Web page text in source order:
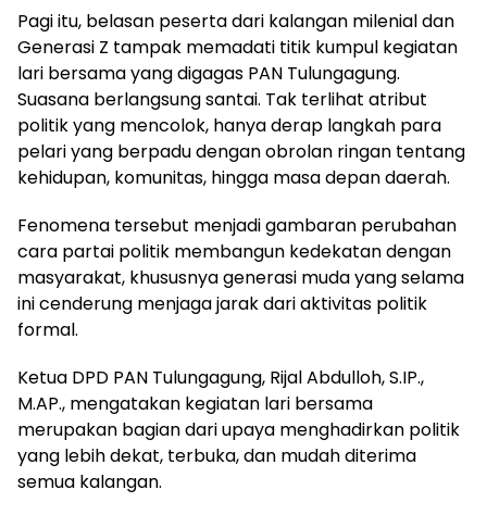
Pagi itu, belasan peserta dari kalangan milenial dan
Generasi Z tampak memadati titik kumpul kegiatan
lari bersama yang digagas PAN Tulungagung.
Suasana berlangsung santai. Tak terlihat atribut
politik yang mencolok, hanya derap langkah para
pelari yang berpadu dengan obrolan ringan tentang
kehidupan, komunitas, hingga masa depan daerah.
Fenomena tersebut menjadi gambaran perubahan
cara partai politik membangun kedekatan dengan
masyarakat, khususnya generasi muda yang selama
ini cenderung menjaga jarak dari aktivitas politik
formal.
Ketua DPD PAN Tulungagung, Rijal Abdulloh, S.IP.,
M.AP., mengatakan kegiatan lari bersama
merupakan bagian dari upaya menghadirkan politik
yang lebih dekat, terbuka, dan mudah diterima
semua kalangan.